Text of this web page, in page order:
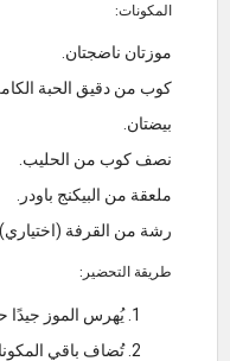
المكونات:
موزتان ناضجتان.
كوب من دقيق الحبة
بيضتان.
نصف كوب من الحليب.
ملعقة من البيكنج باودر.
رشة من القرفة (اختياري).
طريقة التحضير:
يُهرس الموز جيدًا
تُضاف باقي